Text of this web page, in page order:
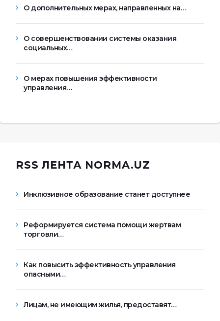
О дополнительных мерах, направленных на…
О совершенствовании системы оказания
социальных…
О мерах повышения эффективности
управления…
RSS ЛЕНТА NORMA.UZ
Инклюзивное образование станет доступнее
Реформируется система помощи жертвам
торговли…
Как повысить эффективность управления
опасными…
Лицам, не имеющим жилья, предоставят…